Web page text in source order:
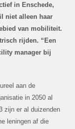
in Enschede,
niet alleen haar
van mobiliteit.
rijden. “Een
manager bij
aan de
in 2050 al
zijn er al duizenden
leningen af die